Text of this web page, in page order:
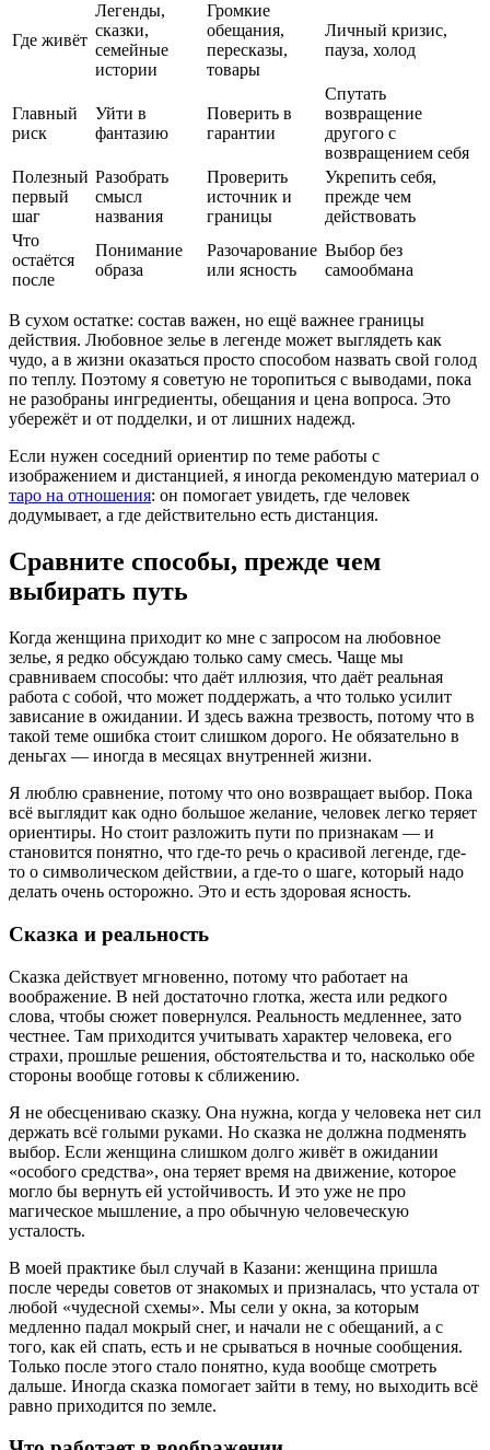
Где живёт
Легенды,
сказки,
семейные
истории
Громкие
обещания,
пересказы,
товары
Личный кризис,
пауза, холод
Главный
риск
Уйти в
фантазию
Поверить в
гарантии
Спутать
возвращение
другого с
возвращением себя
Полезный
первый
шаг
Разобрать
смысл
названия
Проверить
источник и
границы
Укрепить себя,
прежде чем
действовать
Что
остаётся
после
Понимание
образа
Разочарование
или ясность
Выбор без
самообмана
В сухом остатке: состав важен, но ещё важнее границы
действия. Любовное зелье в легенде может выглядеть как
чудо, а в жизни оказаться просто способом назвать свой голод
по теплу. Поэтому я советую не торопиться с выводами, пока
не разобраны ингредиенты, обещания и цена вопроса. Это
убережёт и от подделки, и от лишних надежд.
Если нужен соседний ориентир по теме работы с
изображением и дистанцией, я иногда рекомендую материал о
таро на отношения: он помогает увидеть, где человек
додумывает, а где действительно есть дистанция.
Сравните способы, прежде чем
выбирать путь
Когда женщина приходит ко мне с запросом на любовное
зелье, я редко обсуждаю только саму смесь. Чаще мы
сравниваем способы: что даёт иллюзия, что даёт реальная
работа с собой, что может поддержать, а что только усилит
зависание в ожидании. И здесь важна трезвость, потому что в
такой теме ошибка стоит слишком дорого. Не обязательно в
деньгах — иногда в месяцах внутренней жизни.
Я люблю сравнение, потому что оно возвращает выбор. Пока
всё выглядит как одно большое желание, человек легко теряет
ориентиры. Но стоит разложить пути по признакам — и
становится понятно, что где-то речь о красивой легенде, где-
то о символическом действии, а где-то о шаге, который надо
делать очень осторожно. Это и есть здоровая ясность.
Сказка и реальность
Сказка действует мгновенно, потому что работает на
воображение. В ней достаточно глотка, жеста или редкого
слова, чтобы сюжет повернулся. Реальность медленнее, зато
честнее. Там приходится учитывать характер человека, его
страхи, прошлые решения, обстоятельства и то, насколько обе
стороны вообще готовы к сближению.
Я не обесцениваю сказку. Она нужна, когда у человека нет сил
держать всё голыми руками. Но сказка не должна подменять
выбор. Если женщина слишком долго живёт в ожидании
«особого средства», она теряет время на движение, которое
могло бы вернуть ей устойчивость. И это уже не про
магическое мышление, а про обычную человеческую
усталость.
В моей практике был случай в Казани: женщина пришла
после череды советов от знакомых и призналась, что устала от
любой «чудесной схемы». Мы сели у окна, за которым
медленно падал мокрый снег, и начали не с обещаний, а с
того, как ей спать, есть и не срываться в ночные сообщения.
Только после этого стало понятно, куда вообще смотреть
дальше. Иногда сказка помогает зайти в тему, но выходить всё
равно приходится по земле.